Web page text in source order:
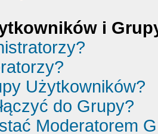
i
Użytkowników?
do Grupy?
Moderatorem